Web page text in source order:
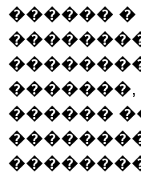
������
������